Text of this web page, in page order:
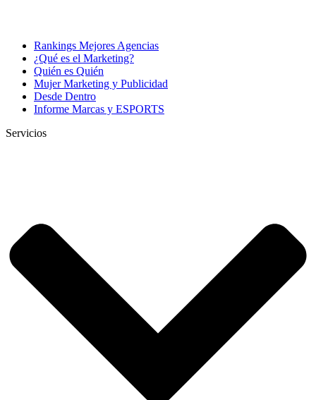
Rankings Mejores Agencias
¿Qué es el Marketing?
Quién es Quién
Mujer Marketing y Publicidad
Desde Dentro
Informe Marcas y ESPORTS
Servicios